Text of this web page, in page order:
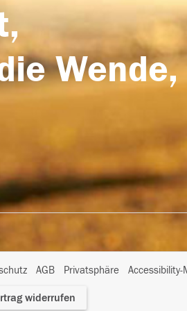
AGB Privatsphäre
I
widerrufen